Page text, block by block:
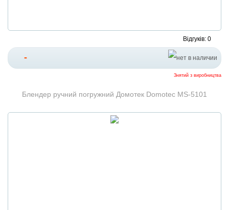
Відгуків: 0
-
Знятий з виробництва
Блендер ручний погружний Домотек Domotec MS-5101